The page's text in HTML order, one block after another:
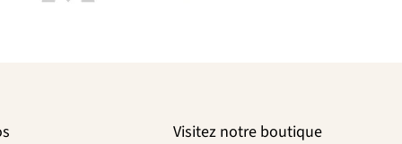
Visitez notre boutique